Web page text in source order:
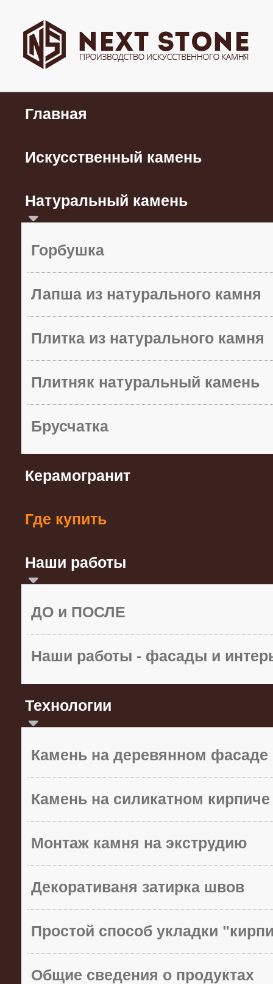
Главная
Искусственный камень
Натуральный камень
Горбушка
Лапша из натурального камня
Плитка из натурального камня
Плитняк натуральный камень
Брусчатка
Керамогранит
Где купить
Наши работы
ДО и ПОСЛЕ
Наши работы - фасады и
Технологии
Камень на деревянном фасаде
Камень на силикатном кирпиче
Монтаж камня на экструдию
Декоративаня затирка швов
Простой способ укладки
Общие сведения о продуктах